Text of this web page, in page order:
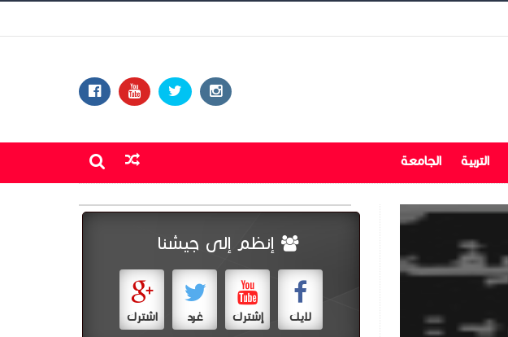
التربية الجامعة
إنظم إلى جيشنا
لايك إشترك غرد اشترك